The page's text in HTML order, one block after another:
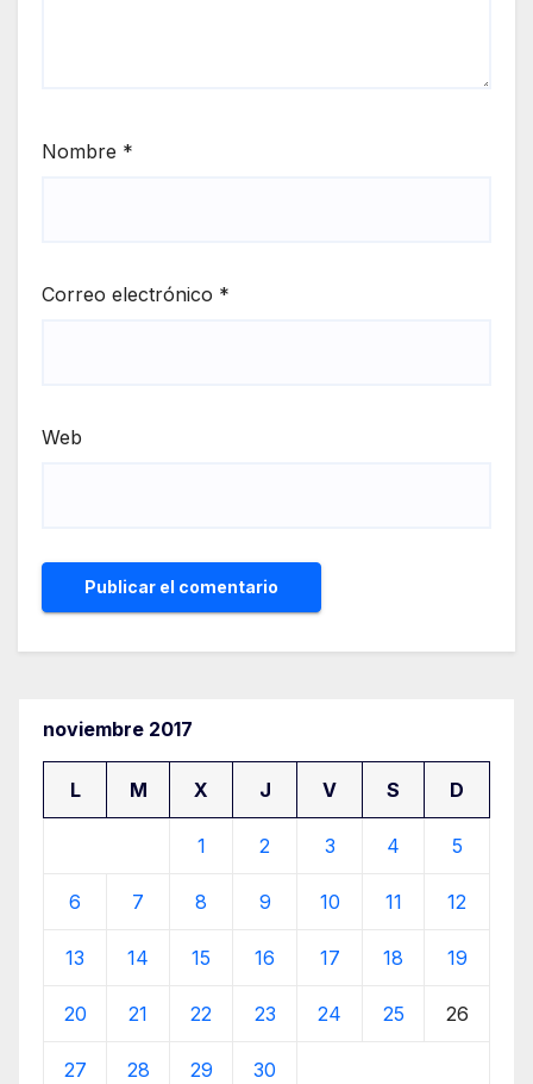
Nombre *
Correo electrónico *
Web
noviembre 2017
L M X J V S D
1 2 3 4 5
6 7 8 9 10 11 12
13 14 15 16 17 18 19
20 21 22 23 24 25 26
27 28 29 30